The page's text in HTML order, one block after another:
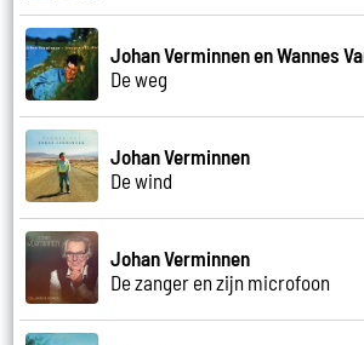
Johan Verminnen en Wannes
De weg
Johan Verminnen
De wind
Johan Verminnen
De zanger en zijn microfoon